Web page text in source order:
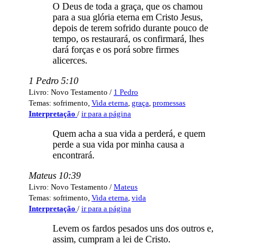
O Deus de toda a graça, que os chamou
para a sua glória eterna em Cristo Jesus,
depois de terem sofrido durante pouco de
tempo, os restaurará, os confirmará, lhes
dará forças e os porá sobre firmes
alicerces.
1 Pedro 5:10
Livro: Novo Testamento / 1 Pedro
Temas: sofrimento, Vida eterna graça promessas
Interpretação / ir para a página
Quem acha a sua vida a perderá, e quem
perde a sua vida por minha causa a
encontrará.
Mateus 10:39
Livro: Novo Testamento / Mateus
Temas: sofrimento, Vida eterna vida
Interpretação / ir para a página
Levem os fardos pesados uns dos outros e,
assim, cumpram a lei de Cristo.